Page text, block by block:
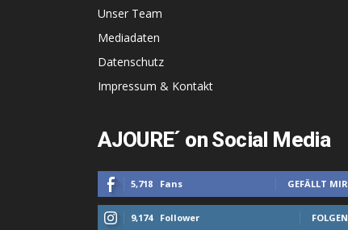
Unser Team
Mediadaten
Datenschutz
Impressum & Kontakt
AJOURE´ on Social Media
5,718 Fans GEFÄLLT MIR
9,174 Follower FOLGEN